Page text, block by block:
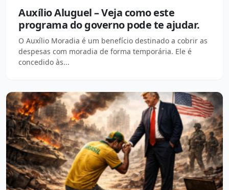
Auxílio Aluguel – Veja como este
programa do governo pode te ajudar.
O Auxílio Moradia é um benefício destinado a cobrir as
despesas com moradia de forma temporária. Ele é
concedido às...